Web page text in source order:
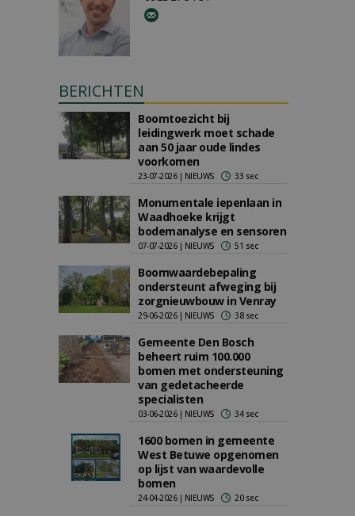
BERICHTEN
Boomtoezicht bij
leidingwerk moet schade
aan 50 jaar oude lindes
voorkomen
23-07-2026 | NIEUWS 33 sec
Monumentale iepenlaan in
Waadhoeke krijgt
bodemanalyse en sensoren
07-07-2026 | NIEUWS 51 sec
Boomwaardebepaling
ondersteunt afweging bij
zorgnieuwbouw in Venray
29-06-2026 | NIEUWS 38 sec
Gemeente Den Bosch
beheert ruim 100.000
bomen met ondersteuning
van gedetacheerde
specialisten
03-06-2026 | NIEUWS 34 sec
1600 bomen in gemeente
West Betuwe opgenomen
op lijst van waardevolle
bomen
24-04-2026 | NIEUWS 20 sec